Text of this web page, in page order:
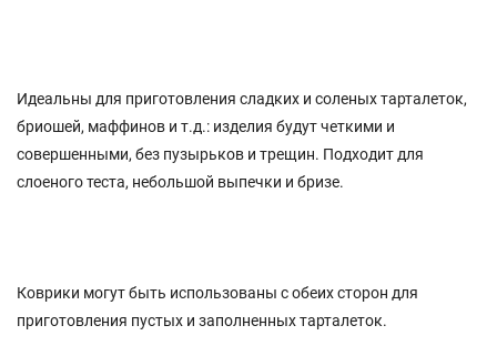
Идеальны для приготовления сладких и соленых тарталеток,
бриошей, маффинов и т.д.: изделия будут четкими и
совершенными, без пузырьков и трещин. Подходит для
слоеного теста, небольшой выпечки и бризе.
Коврики могут быть использованы с обеих сторон для
приготовления пустых и заполненных тарталеток.